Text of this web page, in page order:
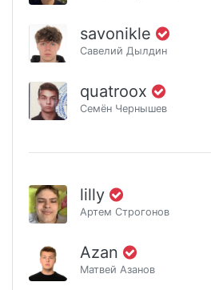
savonikle
Савелий Дылдин
quatroox
Семён Чернышев
lilly
Артем Строгонов
Azan
Матвей Азанов